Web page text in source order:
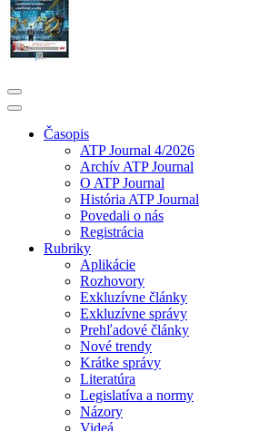
Časopis
ATP Journal 4/2026
Archív ATP Journal
O ATP Journal
História ATP Journal
Povedali o nás
Registrácia
Rubriky
Aplikácie
Rozhovory
Exkluzívne články
Exkluzívne správy
Prehľadové články
Nové trendy
Krátke správy
Literatúra
Legislatíva a normy
Názory
Videá